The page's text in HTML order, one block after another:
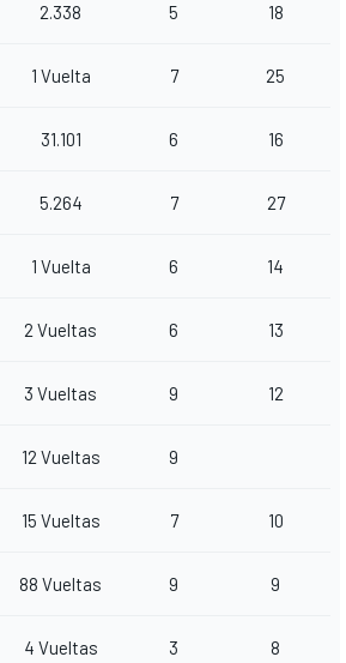
2.338 5 18
1 Vuelta 7 25
31.101 6 16
5.264 7 27
1 Vuelta 6 14
2 Vueltas 6 13
3 Vueltas 9 12
12 Vueltas 9
15 Vueltas 7 10
88 Vueltas 9 9
4 Vueltas 3 8